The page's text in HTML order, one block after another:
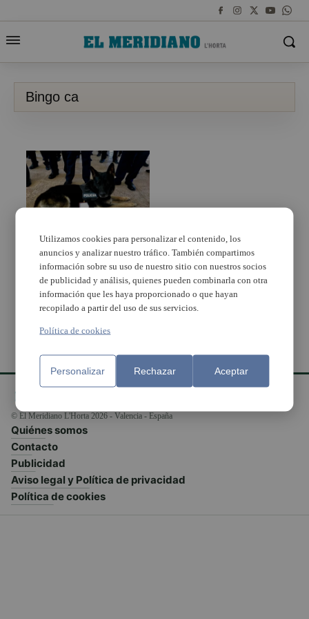
Bingo ca
Mor Bingo, el primer ca
que va tenir la Unitat
Canina d’Alaquàs
© El Meridiano L'Horta 2026 - Valencia - España
Quiénes somos
Contacto
Publicidad
Aviso legal y Política de privacidad
Política de cookies
Utilizamos cookies para personalizar el contenido, los
anuncios y analizar nuestro tráfico. También compartimos
información sobre su uso de nuestro sitio con nuestros socios
de publicidad y análisis, quienes pueden combinarla con otra
información que les haya proporcionado o que hayan
recopilado a partir del uso de sus servicios.
Política de cookies
Personalizar Rechazar Aceptar